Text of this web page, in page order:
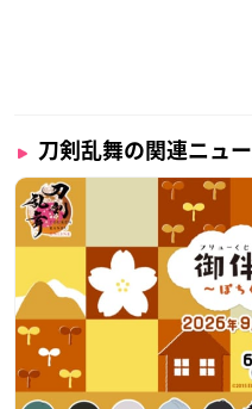
刀剣乱舞の関連ニュ